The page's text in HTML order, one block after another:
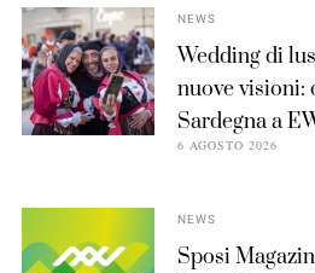
NEWS
Wedding di
nuove visioni:
Sardegna a
6 AGOSTO 2026
NEWS
Sposi